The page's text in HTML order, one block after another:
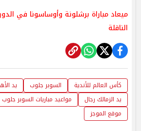
ميعاد مباراة برشلونة وأوساسونا في
الناقلة
كأس العالم للأندية السوبر جلوب
يد
يد الزمالك رجال
مواعيد مباريات السوبر جلوب
موقع الموجز